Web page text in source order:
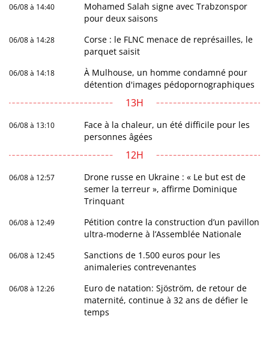
06/08 à 14:40
Mohamed Salah signe avec Trabzonspor
pour deux saisons
06/08 à 14:28
Corse : le FLNC menace de représailles, le
parquet saisit
06/08 à 14:18
À Mulhouse, un homme condamné pour
détention d'images pédopornographiques
13H
06/08 à 13:10
Face à la chaleur, un été difficile pour les
personnes âgées
12H
06/08 à 12:57
Drone russe en Ukraine : « Le but est de
semer la terreur », affirme Dominique
Trinquant
06/08 à 12:49
Pétition contre la construction d’un pavillon
ultra-moderne à l’Assemblée Nationale
06/08 à 12:45
Sanctions de 1.500 euros pour les
animaleries contrevenantes
06/08 à 12:26
Euro de natation: Sjöström, de retour de
maternité, continue à 32 ans de défier le
temps